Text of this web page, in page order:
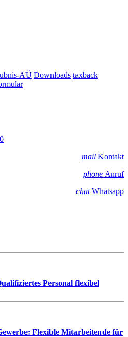
AÜ Downloads taxback
mail Kontakt
phone Anruf
chatWhatsapp
Personal flexibel
Flexible Mitarbeitende für